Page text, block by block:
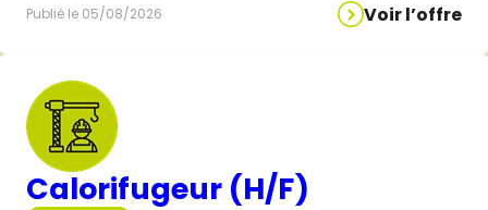
Publié le 05/08/2026 Voir l’offre
Calorifugeur (H/F)